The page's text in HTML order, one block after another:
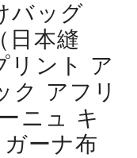
バッグ
日本縫
リント ア
ク アフリ
ニュ キ
ーナ布